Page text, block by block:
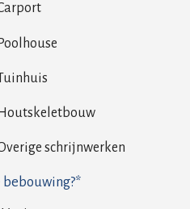
schrijnwerken
bebouwing?*